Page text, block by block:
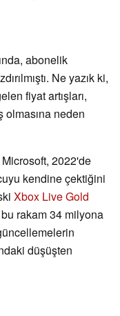
abonelik
Ne yazık ki,
fiyat artışları,
neden
2022'de
kendine çektiğini
Xbox Live Gold
rakam 34 milyona
düşüşten